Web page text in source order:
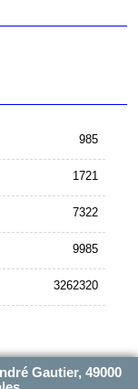
985
1721
7322
9985
3262320
Gautier, 49000